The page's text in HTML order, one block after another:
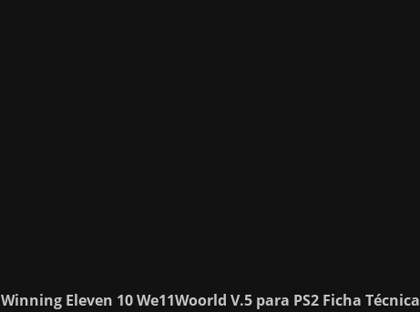
Winning Eleven 10 We11Woorld V.5 para PS2 Ficha Técnica